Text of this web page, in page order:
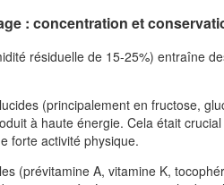
: concentration et
résiduelle de 15-25%) entraîne
(principalement en fructose,
à haute énergie. Cela était
forte activité physique.
(prévitamine A, vitamine K,